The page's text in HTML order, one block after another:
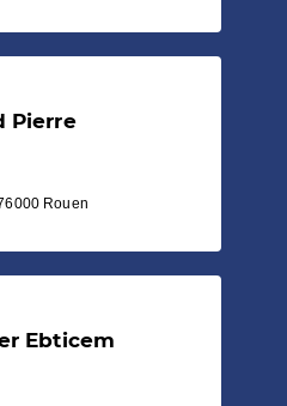
Pierre
Rouen
Ebticem